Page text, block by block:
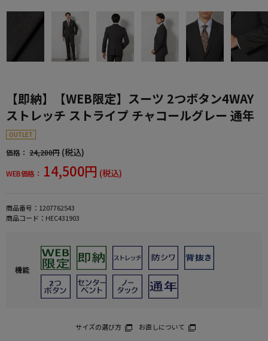
【即納】【WEB限定】スーツ 2つボタン4WAY
ストレッチ ストライプ チャコールグレー 通年
OUTLET
価格： 24,200円 (税込)
WEB価格： 14,500円 (税込)
商品番号： 1207762543
商品コード： HEC431903
機能
サイズの選び方 お直しについて